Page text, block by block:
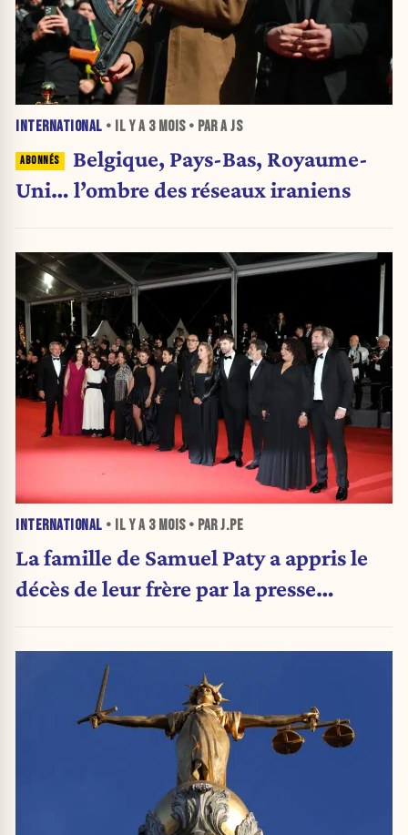
INTERNATIONAL • IL Y A 3 MOIS• PAR A JS
Belgique, Pays-Bas, Royaume-
Uni… l’ombre des réseaux iraniens
INTERNATIONAL • IL Y A 3 MOIS• PAR J.PE
La famille de Samuel Paty a appris le
décès de leur frère par la presse…